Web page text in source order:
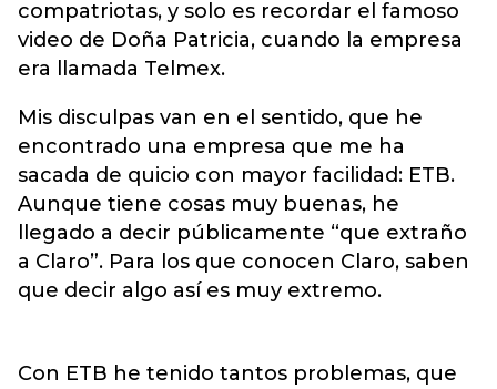
compatriotas, y solo es recordar el famoso
video de Doña Patricia, cuando la empresa
era llamada Telmex.
Mis disculpas van en el sentido, que he
encontrado una empresa que me ha
sacada de quicio con mayor facilidad: ETB.
Aunque tiene cosas muy buenas, he
llegado a decir públicamente “que extraño
a Claro”. Para los que conocen Claro, saben
que decir algo así es muy extremo.
Con ETB he tenido tantos problemas, que